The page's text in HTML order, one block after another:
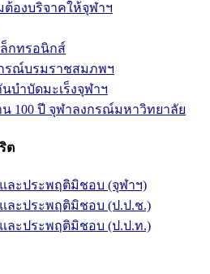
ต้องบริจาคให้จุฬาฯ
ล็กทรอนิกส์
รณ์บรมราชสมภพฯ
บำบัดมะเร็งจุฬาฯ
100 ปี จุฬาลงกรณ์มหาวิทยาลัย
ต
ละประพฤติมิชอบ (จุฬาฯ)
ละประพฤติมิชอบ (ป.ป.ช.)
ละประพฤติมิชอบ (ป.ป.ท.)